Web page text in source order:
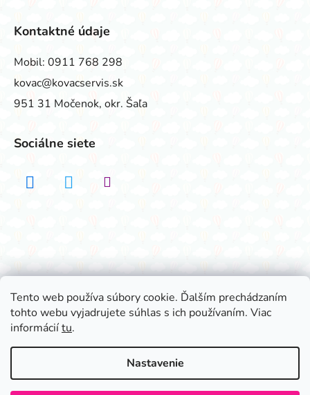
Tento web používa súbory cookie. Ďalším prechádzaním
tohto webu vyjadrujete súhlas s ich používaním. Viac
informáciítu.
Nastavenie
Kontaktné údaje
Mobil: 0911 768 298
kovac@kovacservis.sk
951 31 Močenok, okr. Šaľa
Sociálne siete
vyhradené.